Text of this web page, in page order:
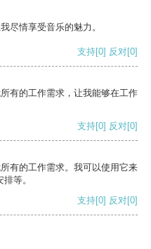
尽情享受音乐的魅力。
支持[0] 反对[0]
有的工作需求，让我能够在工作
支持[0] 反对[0]
有的工作需求。我可以使用它来
等。
支持[0] 反对[0]